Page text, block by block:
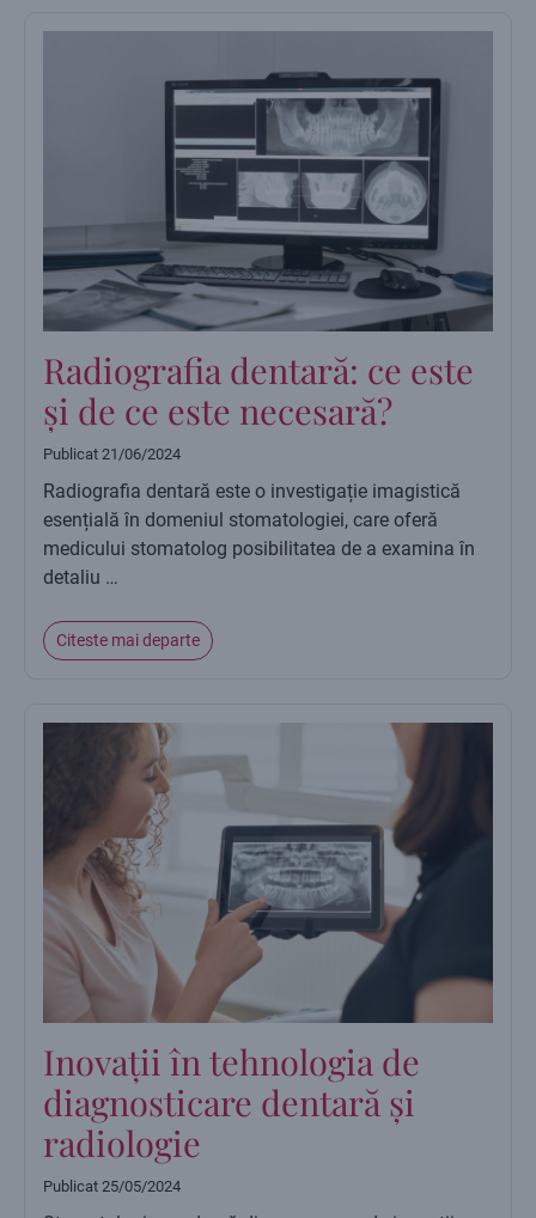
Radiografia dentară: ce este
și de ce este necesară?
Publicat 21/06/2024
Radiografia dentară este o investigație imagistică
esențială în domeniul stomatologiei, care oferă
medicului stomatolog posibilitatea de a examina în
detaliu …
Citeste mai departe
Inovații în tehnologia de
diagnosticare dentară și
radiologie
Publicat 25/05/2024